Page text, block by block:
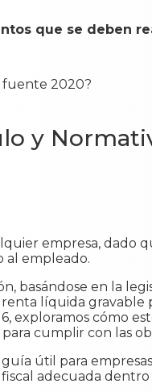
que se deben
y
empresa, dado
al empleado.
basándose en la
líquida gravable
exploramos cómo
cumplir con las
útil para
adecuada dentro